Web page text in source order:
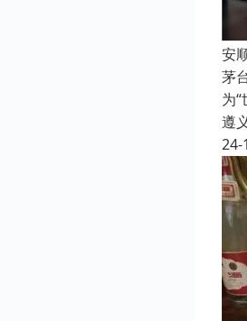
安
茅
为
遵
24-